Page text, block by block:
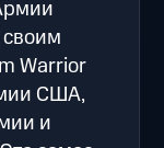
Warrior
США,
и